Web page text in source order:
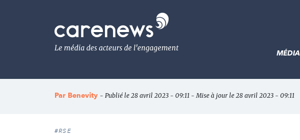
Le
média
de
l'engagement
MÉDIA
Par Benevity - Publié le 28 avril 2023 - 09:11 - Mise à jour le 28 avril 2023 - 09:11
#RSE